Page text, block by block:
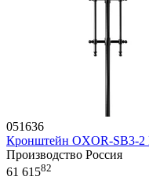
051636
Кронштейн OXOR-SB3-
Производство Россия
61 61582